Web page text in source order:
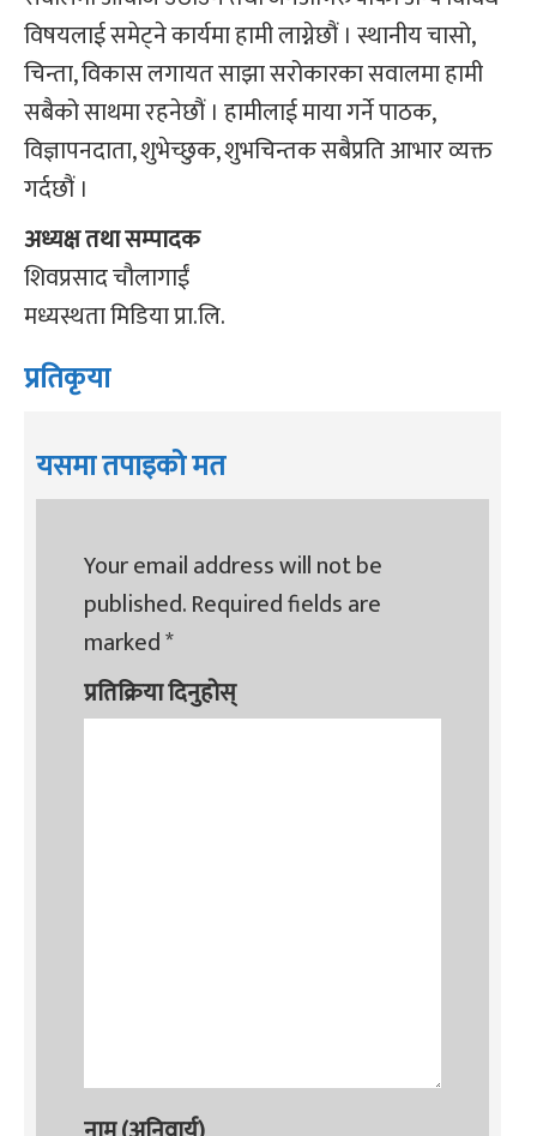
विषयलाई समेट्ने कार्यमा हामी लाग्नेछौं । स्थानीय चासो,
चिन्ता, विकास लगायत साझा सरोकारका सवालमा हामी
सबैको साथमा रहनेछौं । हामीलाई माया गर्ने पाठक,
विज्ञापनदाता, शुभेच्छुक, शुभचिन्तक सबैप्रति आभार व्यक्त
गर्दछौं ।
अध्यक्ष तथा सम्पादक
शिवप्रसाद चौलागाईं
मध्यस्थता मिडिया प्रा.लि.
प्रतिकृया
यसमा तपाइको मत
Your email address will not be
published.Required fields are
marked*
प्रतिक्रिया दिनुहोस्